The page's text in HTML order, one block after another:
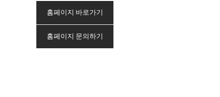
홈페이지 바로가기
홈페이지 문의하기